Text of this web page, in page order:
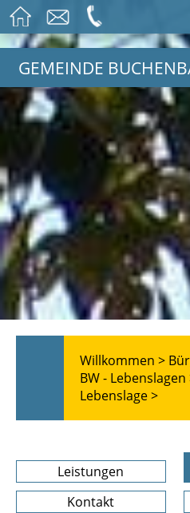
GEMEINDE
Willkommen >
BW - Lebenslagen
Lebenslage >
Leistungen
Kontakt